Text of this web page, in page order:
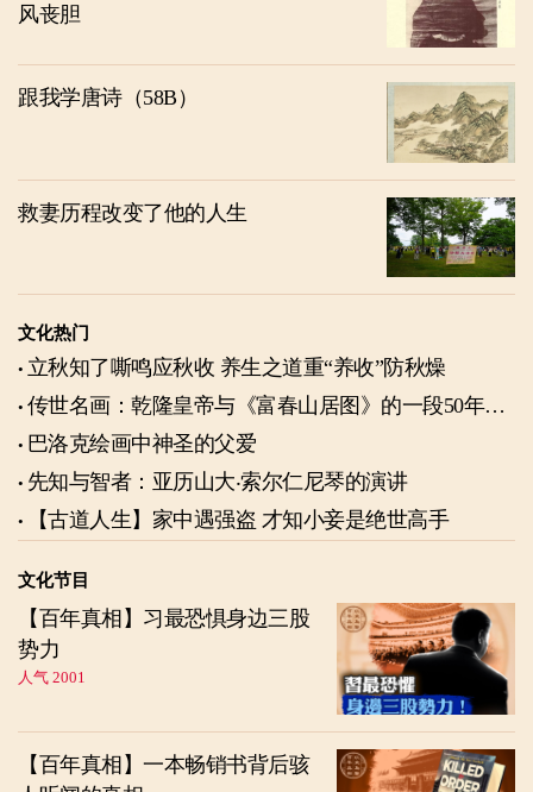
风丧胆
跟我学唐诗（58B）
救妻历程改变了他的人生
文化热门
立秋知了嘶鸣应秋收 养生之道重“养收”防秋燥
传世名画：乾隆皇帝与《富春山居图》的一段50年奇
缘巴洛克绘画中神圣的父爱
先知与智者：亚历山大‧索尔仁尼琴的演讲
【古道人生】家中遇强盗 才知小妾是绝世高手
文化节目
【百年真相】习最恐惧身边三股
势力
人气 2001
【百年真相】一本畅销书背后骇